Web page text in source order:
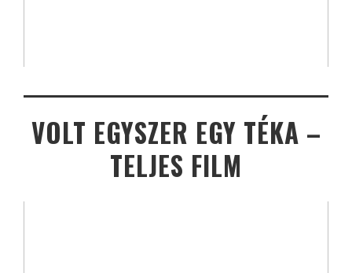
VOLT EGYSZER EGY TÉKA –
TELJES FILM